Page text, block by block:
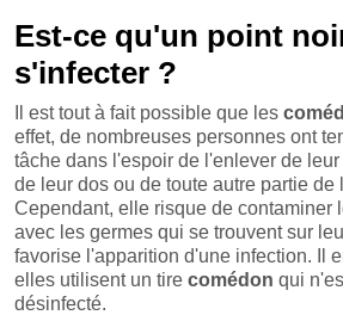
Est-ce qu'un point
s'infecter ?
Il est tout à fait possible que les
effet, de nombreuses personnes ont
tâche dans l'espoir de l'enlever de leur
de leur dos ou de toute autre partie de
Cependant, elle risque de contaminer
avec les germes qui se trouvent sur
favorise l'apparition d'une infection. Il
elles utilisent un tire comédon qui
désinfecté.